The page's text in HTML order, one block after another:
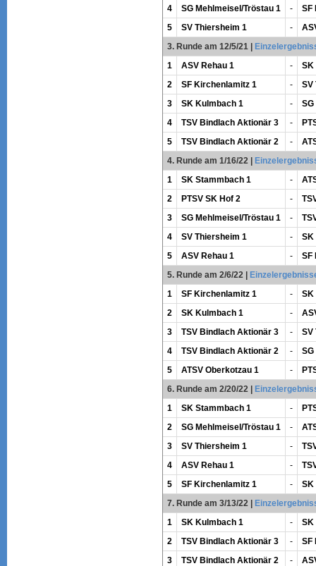
4
SG Mehlmeisel/Tröstau 1 -
SF
5
SV Thiersheim 1 -
3. Runde am 12/5/21 |
1
ASV Rehau 1 -
SK
2
SF Kirchenlamitz 1 -
SV
3
SK Kulmbach 1 -
4
TSV Bindlach Aktionär 3 -
5
TSV Bindlach Aktionär 2 -
4. Runde am 1/16/22 |
1
SK Stammbach 1 -
2
PTSV SK Hof 2 -
3
SG Mehlmeisel/Tröstau 1 -
4
SV Thiersheim 1 -
SK
5
ASV Rehau 1 -
SF
5. Runde am 2/6/22 |
1
SF Kirchenlamitz 1 -
SK
2
SK Kulmbach 1 -
3
TSV Bindlach Aktionär 3 -
SV
4
TSV Bindlach Aktionär 2 -
5
ATSV Oberkotzau 1 -
6. Runde am 2/20/22 |
1
SK Stammbach 1 -
2
SG Mehlmeisel/Tröstau 1 -
3
SV Thiersheim 1 -
4
ASV Rehau 1 -
5
SF Kirchenlamitz 1 -
SK
7. Runde am 3/13/22 |
1
SK Kulmbach 1 -
SK
2
TSV Bindlach Aktionär 3 -
SF
3
TSV Bindlach Aktionär 2 -